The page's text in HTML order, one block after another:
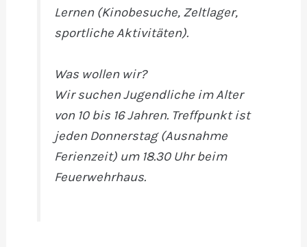
Lernen (Kinobesuche, Zeltlager,
sportliche Aktivitäten).
Was wollen wir?
Wir suchen Jugendliche im Alter
von 10 bis 16 Jahren. Treffpunkt ist
jeden Donnerstag (Ausnahme
Ferienzeit) um 18.30 Uhr beim
Feuerwehrhaus.